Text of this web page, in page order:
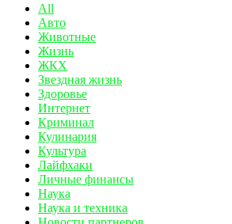
All
Авто
Животные
Жизнь
ЖКХ
Звездная жизнь
Здоровье
Интернет
Криминал
Кулинария
Культура
Лайфхаки
Личные финансы
Наука
Наука и техника